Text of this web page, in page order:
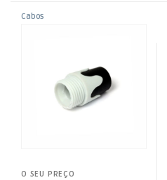
Cabos
O SEU PREÇO